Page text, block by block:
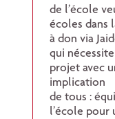
de l’école
écoles dans
à don via
qui
projet avec
implication
de tous :
l’école pour